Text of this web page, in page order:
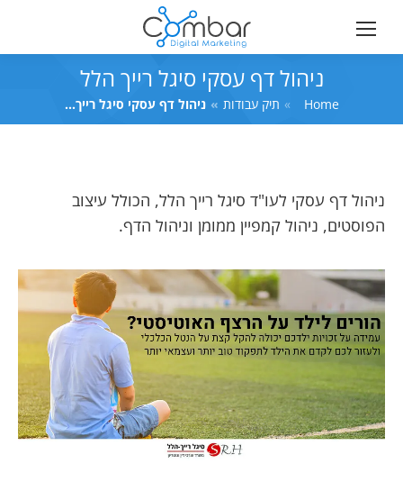
ניהול דף עסקי סיגל רייך הלל
You are here:
Home תיק עבודות ניהול דף עסקי סיגל רייך…
ניהול דף עסקי לעו"ד סיגל רייך הלל, הכולל עיצוב
הפוסטים, ניהול קמפיין ממומן וניהול הדף.